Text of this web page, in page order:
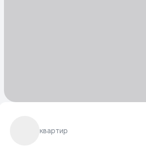
квартир